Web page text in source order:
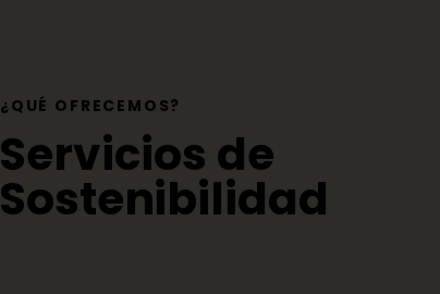
¿QUÉ OFRECEMOS?
Servicios de
Sostenibilidad